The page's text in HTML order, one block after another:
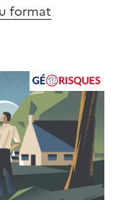
format